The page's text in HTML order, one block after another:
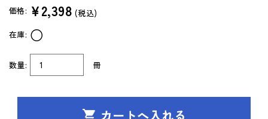
よくあるご質問（FAQ）
株式会社 学書
価格: ¥2,398 (税込)
数量: 冊
在庫: ○